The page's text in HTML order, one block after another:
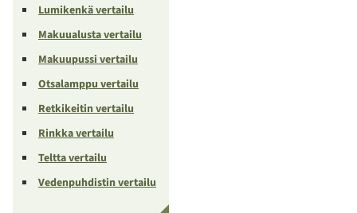
Lumikenkä vertailu
Makuualusta vertailu
Makuupussi vertailu
Otsalamppu vertailu
Retkikeitin vertailu
Rinkka vertailu
Teltta vertailu
Vedenpuhdistin vertailu